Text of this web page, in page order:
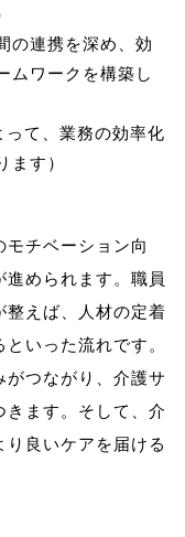
の連携を深め、効
ムワークを構築し
って、業務の効率化
ます）
モチベーション向
進められます。職員
整えば、人材の定着
いった流れです。
つながり、介護サ
きます。そして、介
良いケアを届ける